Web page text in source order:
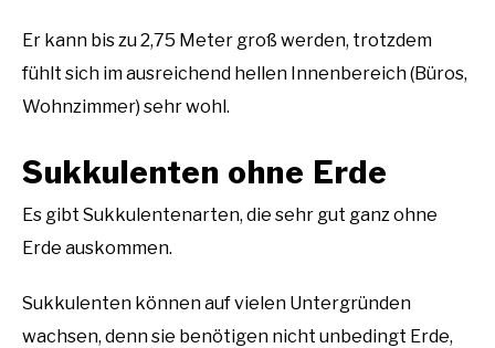
Er kann bis zu 2,75 Meter groß werden, trotzdem
fühlt sich im ausreichend hellen Innenbereich (Büros,
Wohnzimmer) sehr wohl.
Sukkulenten ohne Erde
Es gibt Sukkulentenarten, die sehr gut ganz ohne
Erde auskommen.
Sukkulenten können auf vielen Untergründen
wachsen, denn sie benötigen nicht unbedingt Erde,